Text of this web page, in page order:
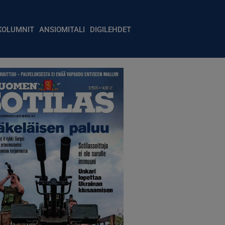
ANSIOMITALI DIGILEHDET